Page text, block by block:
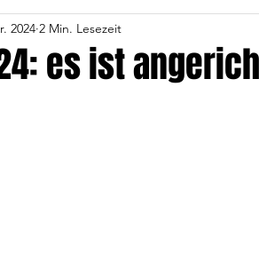
es ist
2024 2 Min. Lesezeit